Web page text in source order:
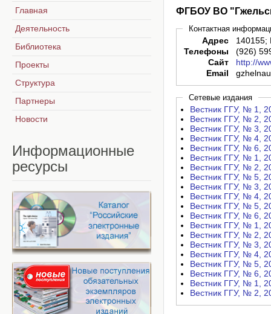
ФГБОУ ВО
Контактная
Адрес
140155;
Телефоны
(926)
Сайт
http://
Email
Сетевые издания
Вестник ГГУ, № 1,
Вестник ГГУ, № 2,
Вестник ГГУ, № 3,
Вестник ГГУ, № 4,
Вестник ГГУ, № 6,
Вестник ГГУ, № 1,
Вестник ГГУ, № 2,
Вестник ГГУ, № 5,
Вестник ГГУ, № 3,
Вестник ГГУ, № 4,
Вестник ГГУ, № 5,
Вестник ГГУ, № 6,
Вестник ГГУ, № 1,
Вестник ГГУ, № 2,
Вестник ГГУ, № 3,
Вестник ГГУ, № 4,
Вестник ГГУ, № 5,
Вестник ГГУ, № 6,
Вестник ГГУ, № 1,
Вестник ГГУ, № 2,
Главная
Деятельность
Библиотека
Проекты
Структура
Партнеры
Новости
Информационные
ресурсы